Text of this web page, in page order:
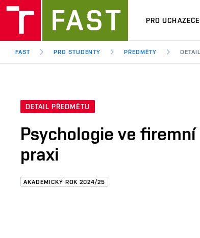
PRO UCHAZEČE
FAST PRO STUDENTY PŘEDMĚTY
DETAIL PŘEDMĚTU
Psychologie ve firemní
praxi
AKADEMICKÝ ROK 2024/25